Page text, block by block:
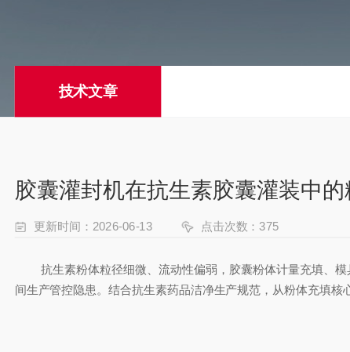
技术文章
胶囊灌封机在抗生素胶囊灌装中
更新时间：2026-06-13 点击次数：375
抗生素粉体粒径细微、流动性偏弱，胶囊粉体计量充填、模
间生产管控隐患。结合抗生素药品洁净生产规范，从粉体充填